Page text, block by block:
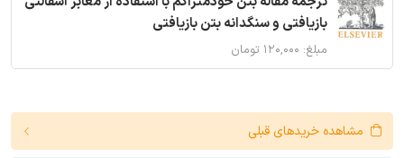
بازیافتی و سنگدانه بتن بازیافتی
مبلغ: ۱۲۰,۰۰۰ تومان
مشاهده خریدهای قبلی